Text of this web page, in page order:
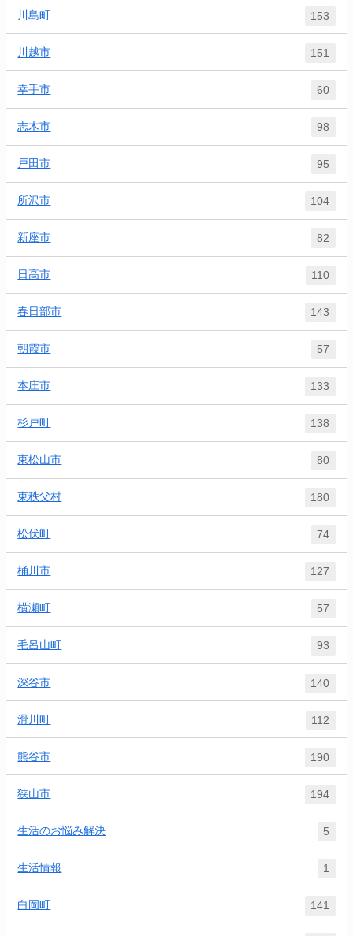
川島町 153
川越市 151
幸手市 60
志木市 98
戸田市 95
所沢市 104
新座市 82
日高市 110
春日部市 143
朝霞市 57
本庄市 133
杉戸町 138
東松山市 80
東秩父村 180
松伏町 74
桶川市 127
横瀬町 57
毛呂山町 93
深谷市 140
滑川町 112
熊谷市 190
狭山市 194
生活のお悩み解決 5
生活情報 1
白岡町 141